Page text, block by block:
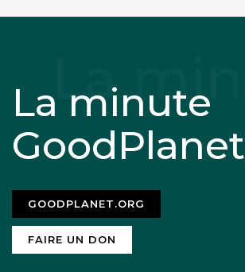
La minute
GoodPlanet
GOODPLANET.ORG
FAIRE UN DON